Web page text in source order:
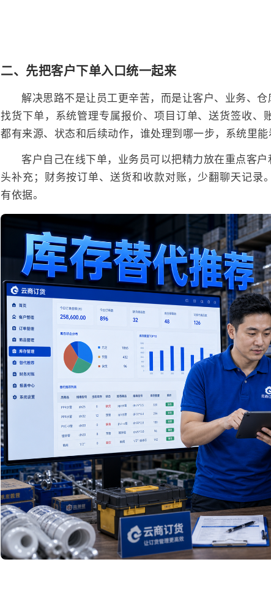
二、先把客户下单入口统一起来
解决思路不是让员工更辛苦，而是让客户、业务、
找货下单，系统管理专属报价、项目订单、送货签收、
都有来源、状态和后续动作，谁处理到哪一步，系统里能
客户自己在线下单，业务员可以把精力放在重点客
头补充；财务按订单、送货和收款对账，少翻聊天记录
有依据。